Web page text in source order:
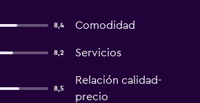
8,4 Comodidad
8,2 Servicios
8,5
Relación calidad-
precio